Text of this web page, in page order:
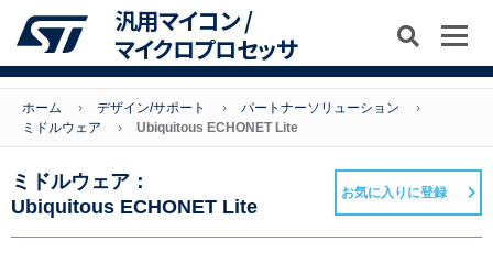
汎用マイコン /
マイクロプロセッサ
ホーム デザイン/サポート
パートナーソリューション
ミドルウェア
Ubiquitous ECHONET Lite
ミドルウェア：
Ubiquitous ECHONET Lite
お気に入りに登録